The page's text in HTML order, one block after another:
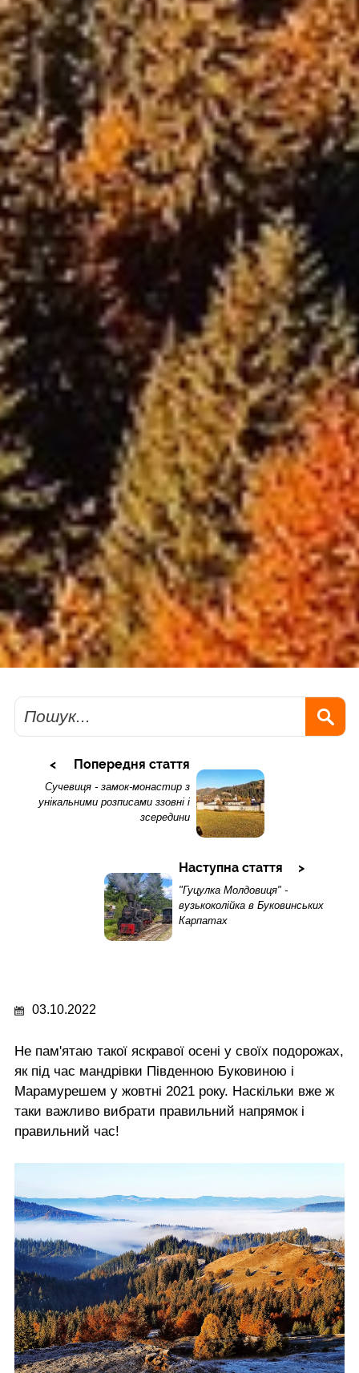
Пошук
Попередня стаття
Сучевиця - замок-монастир з
унікальними розписами ззовні і
зсередини
Наступна стаття
"Гуцулка Молдовиця" -
вузькоколійка в Буковинських
Карпатах
03.10.2022
Не пам'ятаю такої яскравої осені у своїх подорожах,
як під час мандрівки Південною Буковиною і
Марамурешем у жовтні 2021 року. Наскільки вже ж
таки важливо вибрати правильний напрямок і
правильний час!